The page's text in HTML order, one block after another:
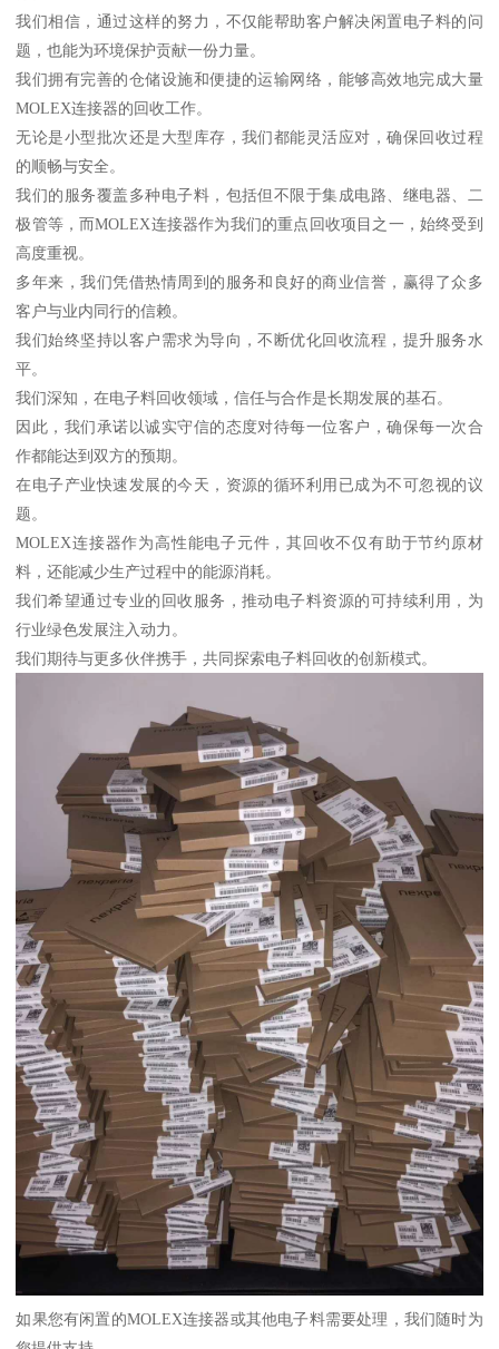
我们相信，通过这样的努力，不仅能帮助客户解决闲置电子料的问
题，也能为环境保护贡献一份力量。
我们拥有完善的仓储设施和便捷的运输网络，能够高效地完成大量
MOLEX连接器的回收工作。
无论是小型批次还是大型库存，我们都能灵活应对，确保回收过程
的顺畅与安全。
我们的服务覆盖多种电子料，包括但不限于集成电路、继电器、二
极管等，而MOLEX连接器作为我们的重点回收项目之一，始终受到
高度重视。
多年来，我们凭借热情周到的服务和良好的商业信誉，赢得了众多
客户与业内同行的信赖。
我们始终坚持以客户需求为导向，不断优化回收流程，提升服务水
平。
我们深知，在电子料回收领域，信任与合作是长期发展的基石。
因此，我们承诺以诚实守信的态度对待每一位客户，确保每一次合
作都能达到双方的预期。
在电子产业快速发展的今天，资源的循环利用已成为不可忽视的议
题。
MOLEX连接器作为高性能电子元件，其回收不仅有助于节约原材
料，还能减少生产过程中的能源消耗。
我们希望通过专业的回收服务，推动电子料资源的可持续利用，为
行业绿色发展注入动力。
我们期待与更多伙伴携手，共同探索电子料回收的创新模式。
如果您有闲置的MOLEX连接器或其他电子料需要处理，我们随时为